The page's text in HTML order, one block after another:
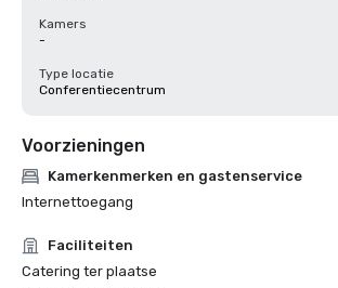
Kamers
-
Type locatie
Conferentiecentrum
Voorzieningen
Kamerkenmerken en gastenservice
Internettoegang
Faciliteiten
Catering ter plaatse